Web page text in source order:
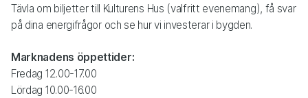
Tävla om biljetter till Kulturens Hus (valfritt evenemang), få svar
på dina energifrågor och se hur vi investerar i bygden.
Marknadens öppettider:
Fredag 12.00-17.00
Lördag 10.00-16.00